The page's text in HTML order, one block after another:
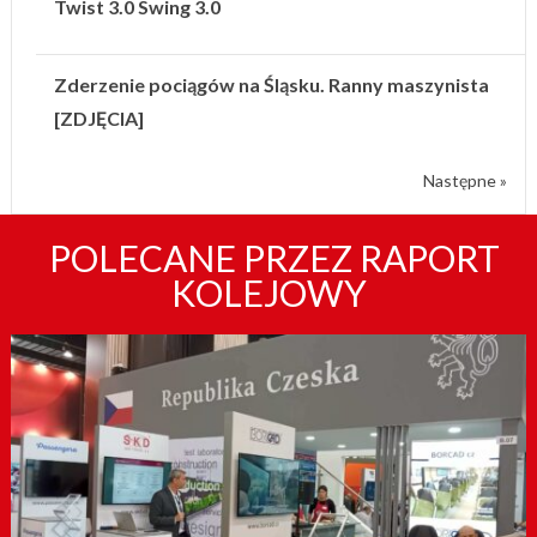
Twist 3.0 Swing 3.0
Zderzenie pociągów na Śląsku. Ranny maszynista
[ZDJĘCIA]
Następne »
POLECANE PRZEZ RAPORT
KOLEJOWY